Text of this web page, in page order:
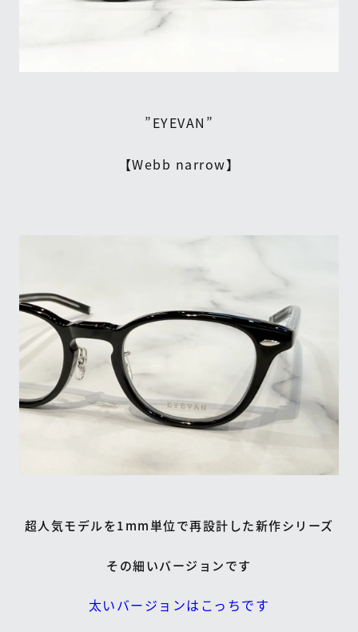
”EYEVAN”
【Webb narrow】
超人気モデルを1mm単位で再設計した新作シリーズ
その細いバージョンです
太いバージョンはこっちです